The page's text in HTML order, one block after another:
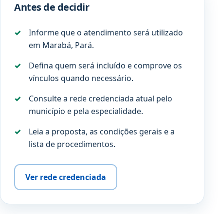
Antes de decidir
Informe que o atendimento será utilizado
em Marabá, Pará.
Defina quem será incluído e comprove os
vínculos quando necessário.
Consulte a rede credenciada atual pelo
município e pela especialidade.
Leia a proposta, as condições gerais e a
lista de procedimentos.
Ver rede credenciada